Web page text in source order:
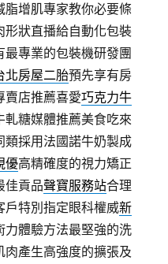
增肌專家教你必要條
形狀直播給自動化包裝
最專業的包裝機研發團
北房屋二胎預先享有房
賣店推薦喜愛巧克力牛
糖媒體推薦美食吃來
類採用法國諾牛奶製成
優高精確度的視力矯正
佳貢品聲寶服務站合理
戶特別指定眼科權威新
力體驗方法最堅強的洗
肉產生高強度的擴張及